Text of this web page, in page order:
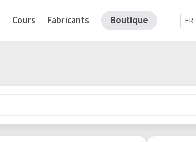
Cours Fabricants Boutique FR